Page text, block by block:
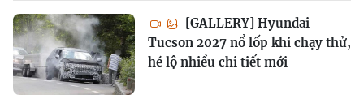
[GALLERY] Hyundai
Tucson 2027 nổ lốp khi chạy thử,
hé lộ nhiều chi tiết mới